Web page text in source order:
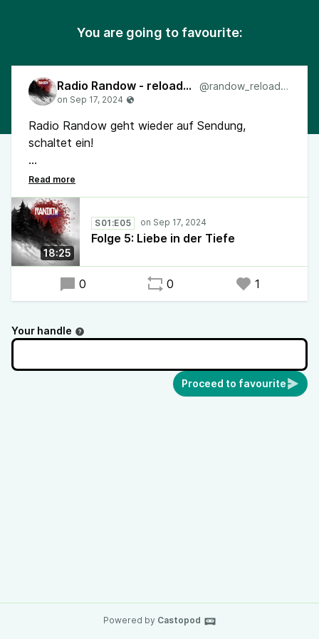
You are going to favourite:
Radio Randow - reloaded @randow_reloaded
Radio Randow geht wieder auf Sendung,
schaltet ein!
Folge 5: Liebe in der Tiefe
#RadioRandow #Randow #Podcast #Mystery
18:25
S01:E05
Folge 5: Liebe in der Tiefe
0 0 1
Your handle
Proceed to favourite
Powered by Castopod